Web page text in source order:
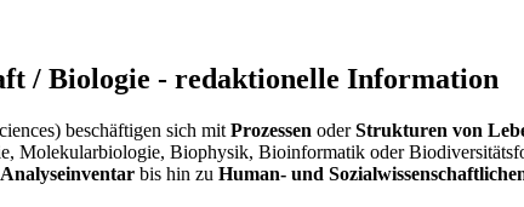
/ Biologie - redaktionelle Information
beschäftigen sich mit Prozessen oderStrukturen von
Molekularbiologie, Biophysik, Bioinformatik oder
bis hin zu Human- und